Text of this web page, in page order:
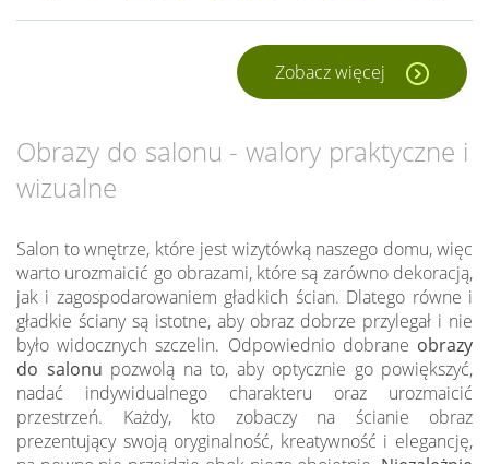
Zobacz więcej
Obrazy do salonu - walory praktyczne i
wizualne
Salon to wnętrze, które jest wizytówką naszego domu, więc
warto urozmaicić go obrazami, które są zarówno dekoracją,
jak i zagospodarowaniem gładkich ścian. Dlatego równe i
gładkie ściany są istotne, aby obraz dobrze przylegał i nie
było widocznych szczelin. Odpowiednio dobrane obrazy
do salonu pozwolą na to, aby optycznie go powiększyć,
nadać indywidualnego charakteru oraz urozmaicić
przestrzeń. Każdy, kto zobaczy na ścianie obraz
prezentujący swoją oryginalność, kreatywność i elegancję,